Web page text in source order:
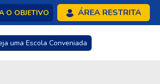
O OBJETIVO ÁREA RESTRITA
uma Escola Conveniada